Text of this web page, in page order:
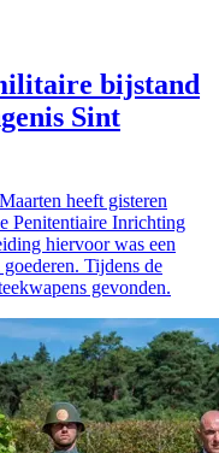
bijstand
Sint
heeft gisteren
Penitentiaire Inrichting
hiervoor was een
Tijdens de
gevonden.